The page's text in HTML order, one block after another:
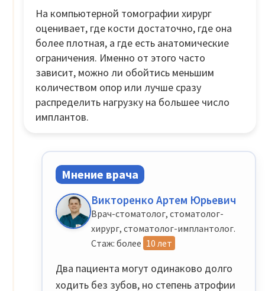
На компьютерной томографии хирург
оценивает, где кости достаточно, где она
более плотная, а где есть анатомические
ограничения. Именно от этого часто
зависит, можно ли обойтись меньшим
количеством опор или лучше сразу
распределить нагрузку на большее число
имплантов.
Мнение врача
Викторенко Артем Юрьевич
Врач-стоматолог, стоматолог-
хирург, стоматолог-имплантолог.
Стаж: более 10 лет
Два пациента могут одинаково долго
ходить без зубов, но степень атрофии